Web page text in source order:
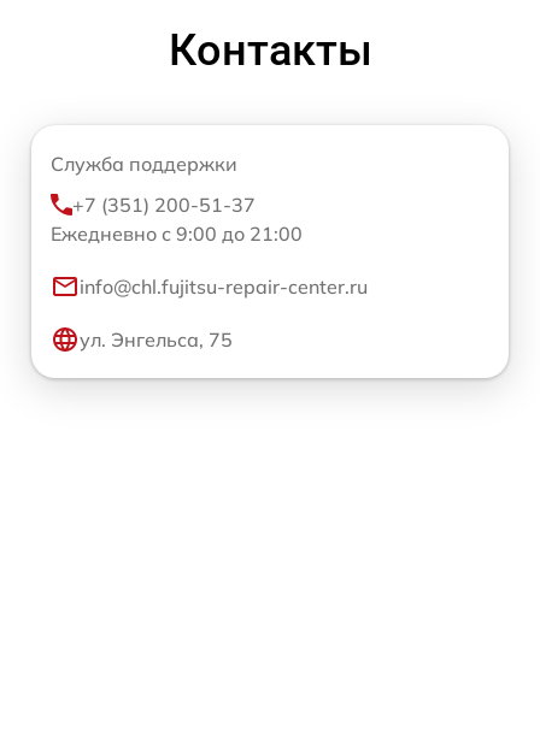
Контакты
Служба поддержки
+7 (351) 200-51-37
Ежедневно с 9:00 до 21:00
info@chl.fujitsu-repair-center.ru
ул. Энгельса, 75